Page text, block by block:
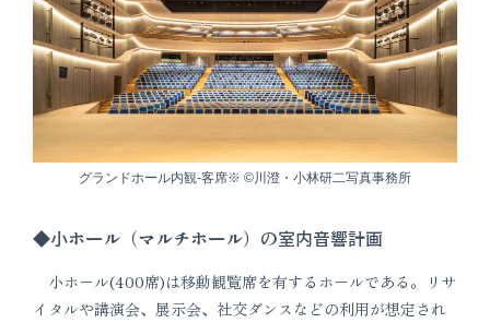
グランドホール内観-客席※ ©川澄・小林研二写真事務所
◆小ホール（マルチホール）の室内音響計画
小ホール(400席)は移動観覧席を有するホールである。リサ
イタルや講演会、展示会、社交ダンスなどの利用が想定され